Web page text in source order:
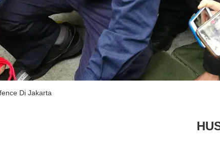
Di Jakarta